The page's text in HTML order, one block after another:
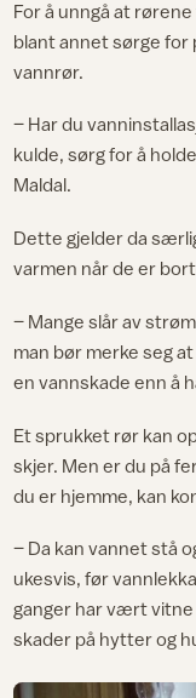
For å unngå at
blant annet sørge for
vannrør.
– Har du
kulde, sørg for å
Maldal.
Dette gjelder da
varmen når de er
– Mange slår av
man bør merke seg
en vannskade enn å
Et sprukket rør kan
skjer. Men er du på
du er hjemme, kan
– Da kan vannet stå
ukesvis, før
ganger har vært
skader på hytter og